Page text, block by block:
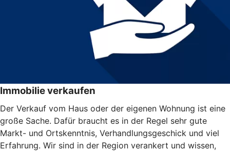
Immobilie verkaufen
Der Verkauf vom Haus oder der eigenen Wohnung ist eine
große Sache. Dafür braucht es in der Regel sehr gute
Markt- und Ortskenntnis, Verhandlungsgeschick und viel
Erfahrung. Wir sind in der Region verankert und wissen,